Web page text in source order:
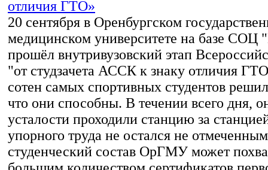
20 сентября в Оренбургском
медицинском университете на базе СОЦ
прошёл внутривузовский этап
"от студзачета АССК к знаку отличия
сотен самых спортивных студентов
что они способны. В течении всего дня,
усталости проходили станцию за
упорного труда не остался не
студенческий состав ОрГМУ может